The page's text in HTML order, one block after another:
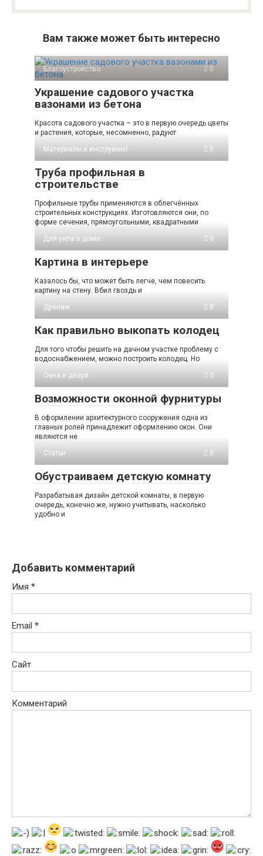
Вам также может быть интересно
Благоустройство 0
Украшение садового участка
вазонами из бетона
Красота садового участка – это в первую очередь цветы
и растения, которые, несомненно, радуют
Материалы и инструмент
0
Труба профильная в
строительстве
Профильные трубы применяются в облегчённых
строительных конструкциях. Изготовляются они, по
форме сечения, прямоугольными, квадратными
Для уюта в доме
0
Картина в интерьере
Казалось бы, что может быть легче, чем повесить
картину на стену. Вбил гвоздь и
Дренаж
0
Как правильно выкопать колодец
Для того чтобы решить на дачном участке проблему с
водоснабжением, можно построить колодец. Но
Окна и двери
0
Возможности оконной фурнитуры
В оформлении архитектурного сооружения одна из
главных ролей принадлежит оформлению окон. Они
являются не
Статьи
0
Обустраиваем детскую комнату
Разрабатывая дизайн детской комнаты, в первую
очередь, конечно же, нужно учитывать, насколько
удобно и
Добавить комментарий
Имя *
Email *
Сайт
Комментарий